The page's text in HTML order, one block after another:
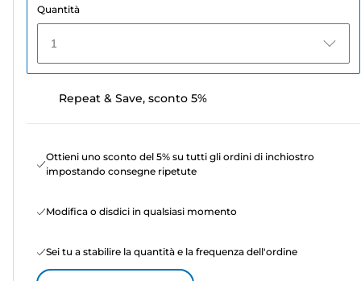
Quantità
1
Repeat & Save, sconto 5%
Ottieni uno sconto del 5% su tutti gli ordini di inchiostro
impostando consegne ripetute
Modifica o disdici in qualsiasi momento
Sei tu a stabilire la quantità e la frequenza dell'ordine